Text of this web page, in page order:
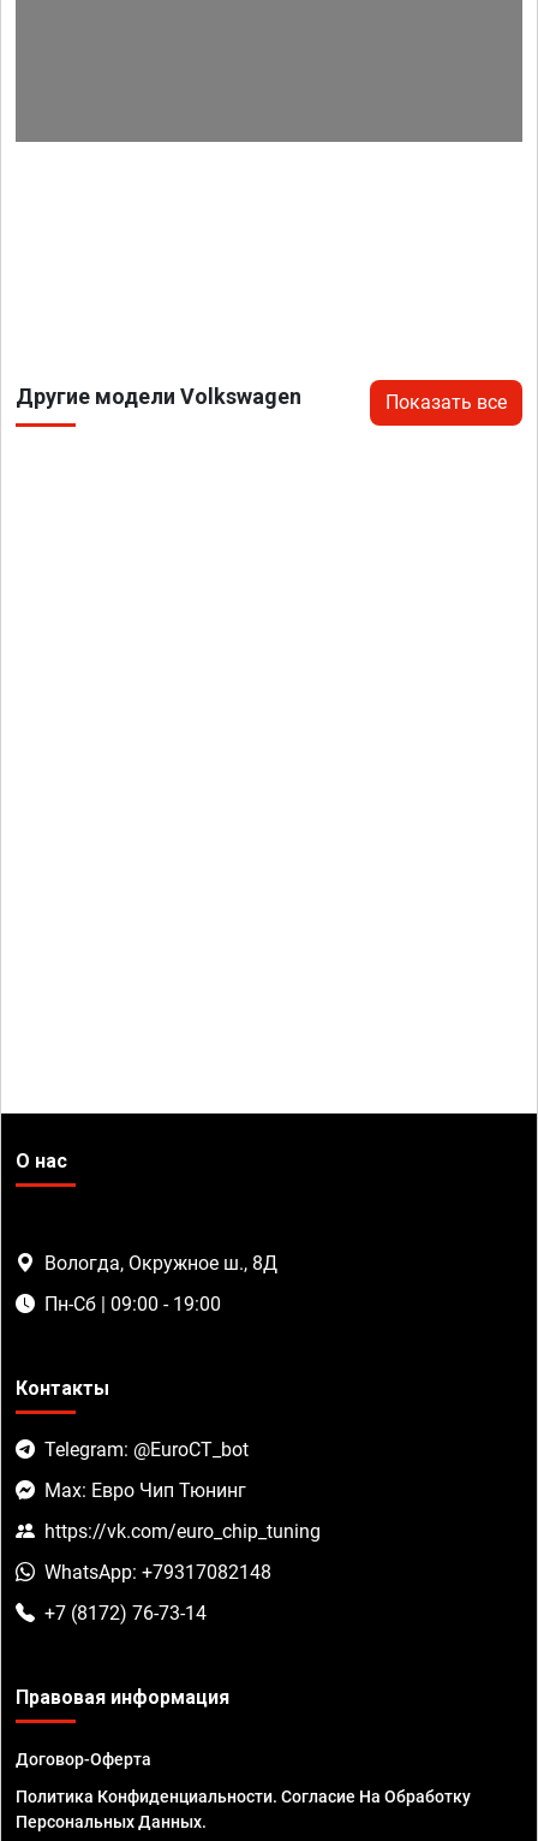
Другие модели Volkswagen Показать все
О нас
Вологда, Окружное ш., 8Д
Пн-Сб | 09:00 - 19:00
Контакты
Telegram: @EuroCT_bot
Max: Евро Чип Тюнинг
https://vk.com/euro_chip_tuning
WhatsApp: +79317082148
+7 (8172) 76-73-14
Правовая информация
Договор-Оферта
Политика Конфиденциальности. Согласие На Обработку
Персональных Данных.